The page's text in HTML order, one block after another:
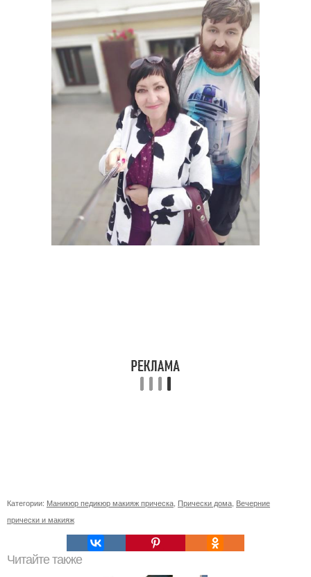
Категории: Маникюр педикюр макияж прическа Прически дома Вечерние
прически и макияж
Читайте также